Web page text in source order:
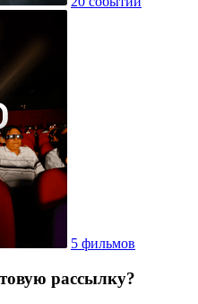
5 фильмов
рассылку?